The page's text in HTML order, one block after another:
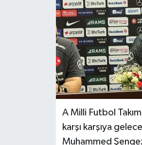
A Milli Futbol
karşı karşıya
Muhammed
KURUMSAL